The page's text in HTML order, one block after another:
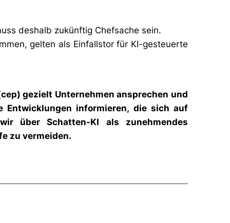
deshalb zukünftig Chefsache sein.
gelten als Einfallstor für KI-gesteuerte
gezielt Unternehmen ansprechen und
Entwicklungen informieren, die sich auf
über Schatten-KI als zunehmendes
zu vermeiden.